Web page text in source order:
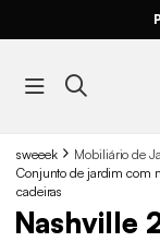
sweeek Mobiliário de
Conjunto de jardim com
cadeiras
Nashville